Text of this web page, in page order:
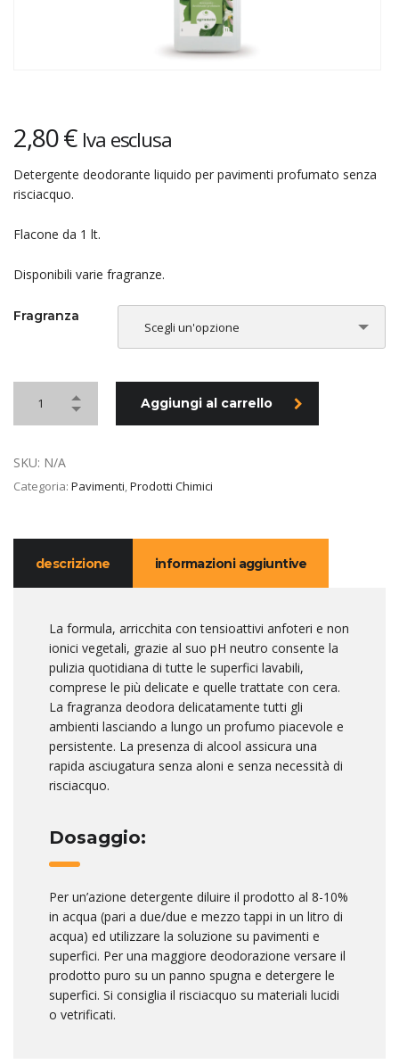
2,80€ Iva esclusa
Detergente deodorante liquido per pavimenti profumato senza
risciacquo.
Flacone da 1 lt.
Disponibili varie fragranze.
Fragranza
Scegli un'opzione
Aggiungi al carrello
SKU: N/A
Categoria: Pavimenti,Prodotti Chimici
descrizione informazioni aggiuntive
La formula, arricchita con tensioattivi anfoteri e non
ionici vegetali, grazie al suo pH neutro consente la
pulizia quotidiana di tutte le superfici lavabili,
comprese le più delicate e quelle trattate con cera.
La fragranza deodora delicatamente tutti gli
ambienti lasciando a lungo un profumo piacevole e
persistente. La presenza di alcool assicura una
rapida asciugatura senza aloni e senza necessità di
risciacquo.
Dosaggio:
Per un’azione detergente diluire il prodotto al 8-10%
in acqua (pari a due/due e mezzo tappi in un litro di
acqua) ed utilizzare la soluzione su pavimenti e
superfici. Per una maggiore deodorazione versare il
prodotto puro su un panno spugna e detergere le
superfici. Si consiglia il risciacquo su materiali lucidi
o vetrificati.